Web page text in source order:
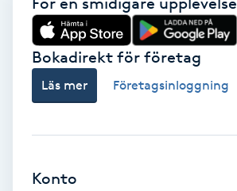
LPG-behandling
LPG-massage
Bokadirekt för företag
Läs mer Företagsinloggning
Konto